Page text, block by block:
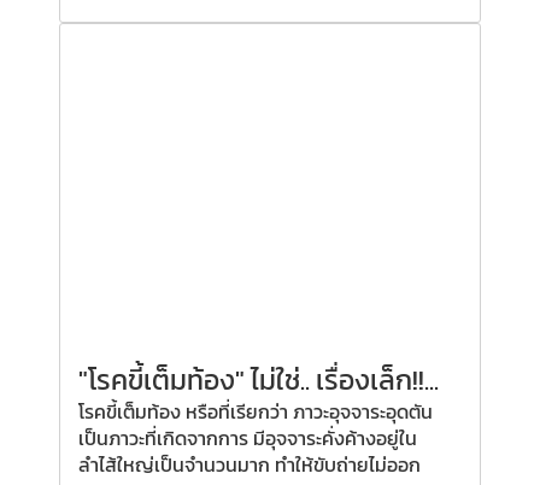
"โรคขี้เต็มท้อง" ไม่ใช่.. เรื่องเล็ก!!...
โรคขี้เต็มท้อง หรือที่เรียกว่า ภาวะอุจจาระอุดตัน
เป็นภาวะที่เกิดจากการ มีอุจจาระคั่งค้างอยู่ใน
ลำไส้ใหญ่เป็นจำนวนมาก ทำให้ขับถ่ายไม่ออก